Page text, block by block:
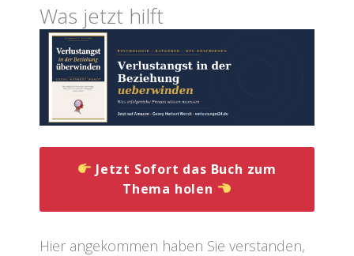
Was jetzt hilft
Jetzt Sofort das Buch zum
Thema holen
Hier angekommen haben Sie verstanden,